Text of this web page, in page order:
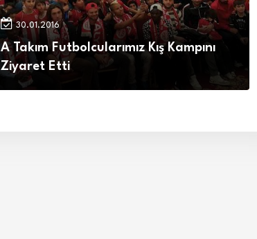
30.01.2016
A Takım Futbolcularımız Kış Kampını
Ziyaret Etti